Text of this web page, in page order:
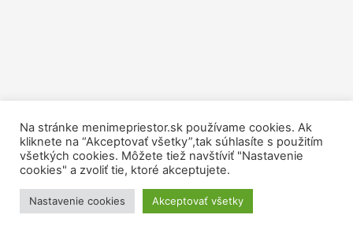
Na stránke menimepriestor.sk používame cookies. Ak
kliknete na “Akceptovať všetky”,tak súhlasíte s použitím
všetkých cookies. Môžete tiež navštíviť "Nastavenie
cookies" a zvoliť tie, ktoré akceptujete.
Nastavenie cookies Akceptovať všetky